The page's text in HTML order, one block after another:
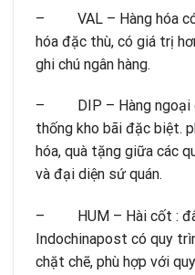
– VAL – Hàng hóa có
hóa đặc thù, có giá trị
ghi chú ngân hàng.
– DIP – Hàng ngoại
thống kho bãi đặc biệt.
hóa, quà tặng giữa các
và đại diện sứ quán.
– HUM – Hài cốt : đây
Indochinapost có quy
chặt chẽ, phù hợp với